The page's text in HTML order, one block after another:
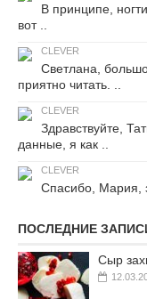
В принципе,
вот ..
CLEVER
Светлана,
приятно читать. ..
CLEVER
Здравствуйте,
данные, я как ..
CLEVER
Спасибо, Мария,
ПОСЛЕДНИЕ
Сыр